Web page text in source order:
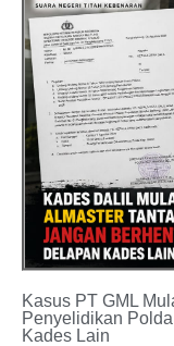
Kasus PT GML
Penyelidikan
Kades Lain